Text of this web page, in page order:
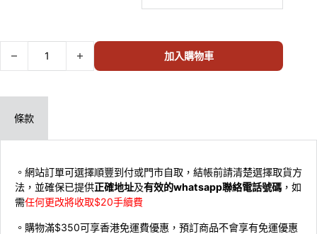
TAMIYA ENAMEL PAINT 琺瑯樽仔油 XF-啞面系列 10ML(不寄海外) 數
加入購物車
條款
。網站訂單可選擇順豐到付或門市自取，結帳前請清楚選擇取貨方
法，並確保已提供正確地址及有效的whatsapp聯絡電話號碼 ，如
需任何更改將收取$20手續費
。購物滿$350可享香港免運費優惠，預訂商品不會享有免運優惠